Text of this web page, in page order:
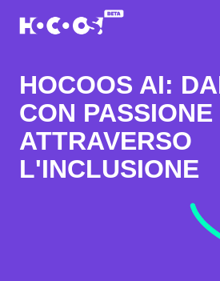
HOCOOS AI:
CON PASSIONE
ATTRAVERSO
L'INCLUSIONE